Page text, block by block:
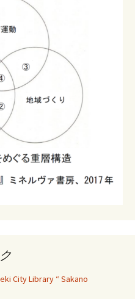
City Library “ Sakano